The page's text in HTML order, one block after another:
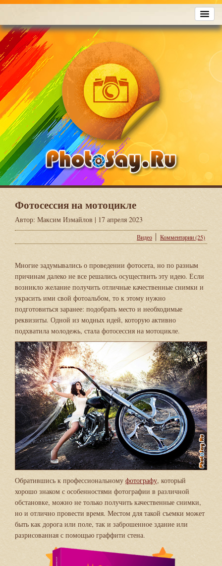
Фотосессия на мотоцикле
Автор: Максим Измайлов | 17 апреля 2023
Видео Комментарии (25)
Многие задумывались о проведении фотосета, но по разным
причинам далеко не все решались осуществить эту идею. Если
возникло желание получить отличные качественные снимки и
украсить ими свой фотоальбом, то к этому нужно
подготовиться заранее: подобрать место и необходимые
реквизиты. Одной из модных идей, которую активно
подхватила молодежь, стала фотосессия на мотоцикле.
Обратившись к профессиональному фотографу, который
хорошо знаком с особенностями фотографии в различной
обстановке, можно не только получить качественные снимки,
но и отлично провести время. Местом для такой съемки может
быть как дорога или поле, так и заброшенное здание или
разрисованная с помощью граффити стена.